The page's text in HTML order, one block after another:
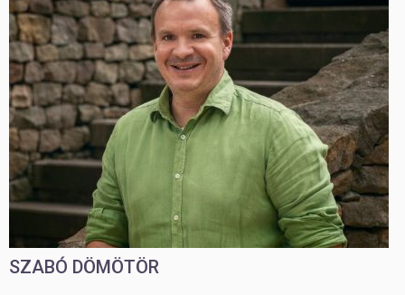
SZABÓ DÖMÖTÖR